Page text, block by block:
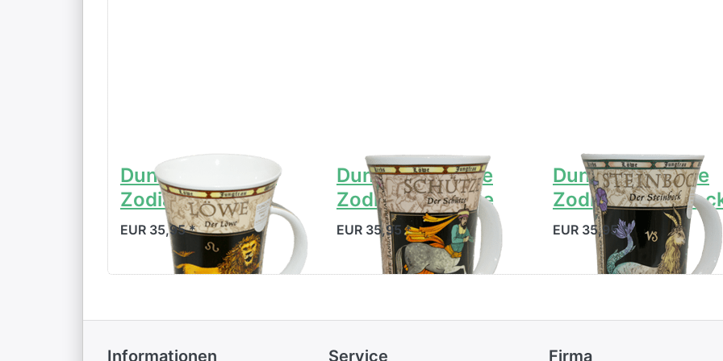
Dunoon Glencoe
Zodiacs Löwe
EUR 35,95 *
Dunoon Glencoe
Zodiacs Schütze
EUR 35,95 *
Dunoon Glencoe
Zodiacs
EUR 35,95 *
Informationen Service Firma